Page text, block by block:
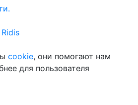
cookie, они помогают нам
для пользователя